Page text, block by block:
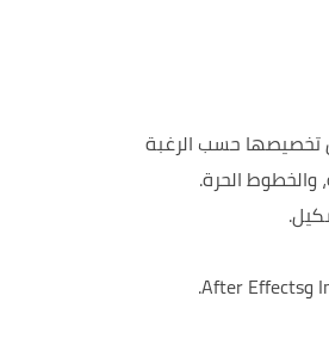
تخصيصها حسب الرغبة
الحرة.